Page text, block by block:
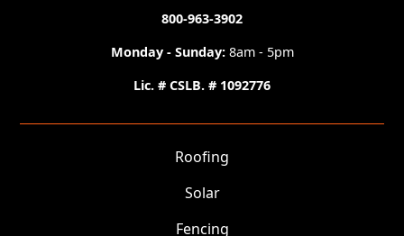
800-963-3902
Monday - Sunday: 8am - 5pm
Lic. # CSLB. # 1092776
Roofing
Solar
Fencing